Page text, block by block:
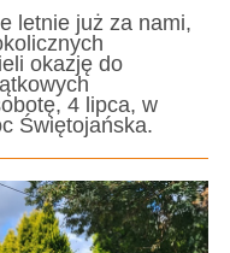
letnie już za nami,
okazję do
4 lipca, w
Świętojańska.